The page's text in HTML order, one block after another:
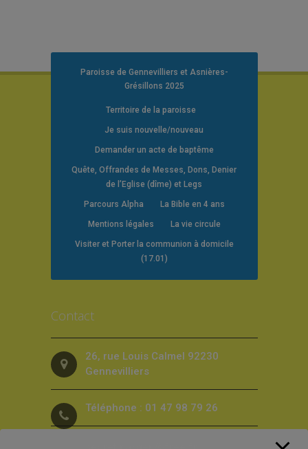
Paroisse de Gennevilliers et Asnières-
Grésillons 2025
Territoire de la paroisse
Je suis nouvelle/nouveau
Demander un acte de baptême
Quête, Offrandes de Messes, Dons, Denier
de l’Eglise (dîme) et Legs
Parcours Alpha La Bible en 4 ans
Mentions légales La vie circule
Visiter et Porter la communion à domicile
(17.01)
Contact
26, rue Louis Calmel 92230
Gennevilliers
Téléphone : 01 47 98 79 26